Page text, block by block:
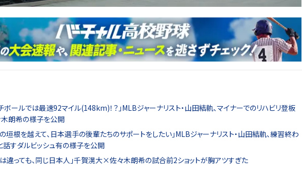
チボールでは最速92マイル(148km)！？」MLBジャーナリスト・山田結軌、マイナーでのリハビリ登板
朗希の様子を公開
の垣根を越えて、日本選手の後輩たちのサポートをしたい」MLBジャーナリスト・山田結軌、練習終わ
話すダルビッシュ有の様子を公開
は違っても、同じ日本人」千賀滉大×佐々木朗希の試合前2ショットが胸アツすぎた